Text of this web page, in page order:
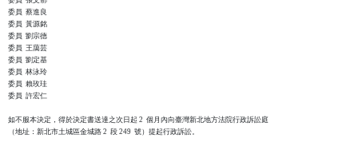
委員  蔡進良
委員  黃源銘
委員  劉宗德
委員  王藹芸
委員  劉定基
委員  林泳玲
委員  賴玫珪
委員  許宏仁
如不服本決定，得於決定書送達之次日起 2  個月內向臺灣新北地方法院行政訴訟庭
（地址：新北市土城區金城路 2  段 249  號）提起行政訴訟。